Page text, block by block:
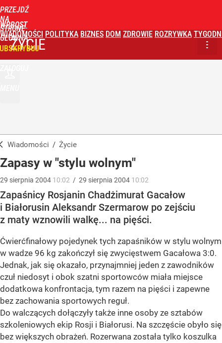
PRZEJDŹ
NA
STRONĘ
GŁÓWNĄ
WPROST
WIADOMOŚCI POLITYKA BIZNES DOM ZDROWIE ROZRYWKA
ŻYCIE
Wiadomości / Życie
Zapasy w "stylu wolnym"
29 sierpnia 2004 10:02 / 29 sierpnia 2004 10:02
Zapaśnicy Rosjanin Chadżimurat Gacałow
i Białorusin Aleksandr Szermarow po zejściu
z maty wznowili walkę... na pięści.
Ćwierćfinałowy pojedynek tych zapaśników w stylu wolnym
w wadze 96 kg zakończył się zwycięstwem Gacałowa 3:0.
Jednak, jak się okazało, przynajmniej jeden z zawodników
czuł niedosyt i obok szatni sportowców miała miejsce
dodatkowa konfrontacja, tym razem na pięści i zapewne
bez zachowania sportowych reguł.
Do walczących dołączyły także inne osoby ze sztabów
szkoleniowych ekip Rosji i Białorusi. Na szczęście obyło się
bez większych obrażeń. Rozerwana została tylko koszulka